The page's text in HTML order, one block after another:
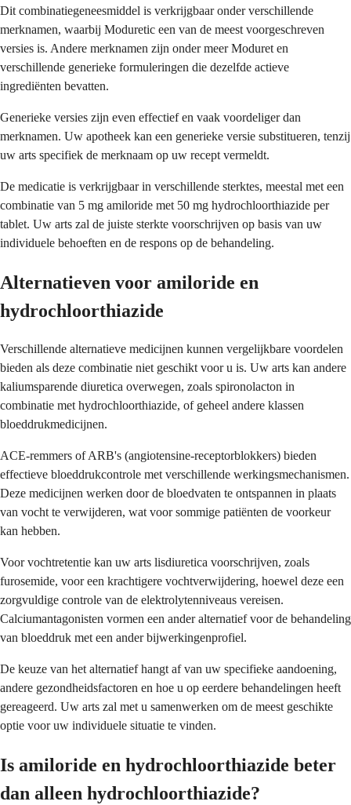
Dit combinatiegeneesmiddel is verkrijgbaar onder verschillende
merknamen, waarbij Moduretic een van de meest voorgeschreven
versies is. Andere merknamen zijn onder meer Moduret en
verschillende generieke formuleringen die dezelfde actieve
ingrediënten bevatten.
Generieke versies zijn even effectief en vaak voordeliger dan
merknamen. Uw apotheek kan een generieke versie substitueren, tenzij
uw arts specifiek de merknaam op uw recept vermeldt.
De medicatie is verkrijgbaar in verschillende sterktes, meestal met een
combinatie van 5 mg amiloride met 50 mg hydrochloorthiazide per
tablet. Uw arts zal de juiste sterkte voorschrijven op basis van uw
individuele behoeften en de respons op de behandeling.
Alternatieven voor amiloride en
hydrochloorthiazide
Verschillende alternatieve medicijnen kunnen vergelijkbare voordelen
bieden als deze combinatie niet geschikt voor u is. Uw arts kan andere
kaliumsparende diuretica overwegen, zoals spironolacton in
combinatie met hydrochloorthiazide, of geheel andere klassen
bloeddrukmedicijnen.
ACE-remmers of ARB's (angiotensine-receptorblokkers) bieden
effectieve bloeddrukcontrole met verschillende werkingsmechanismen.
Deze medicijnen werken door de bloedvaten te ontspannen in plaats
van vocht te verwijderen, wat voor sommige patiënten de voorkeur
kan hebben.
Voor vochtretentie kan uw arts lisdiuretica voorschrijven, zoals
furosemide, voor een krachtigere vochtverwijdering, hoewel deze een
zorgvuldige controle van de elektrolytenniveaus vereisen.
Calciumantagonisten vormen een ander alternatief voor de behandeling
van bloeddruk met een ander bijwerkingenprofiel.
De keuze van het alternatief hangt af van uw specifieke aandoening,
andere gezondheidsfactoren en hoe u op eerdere behandelingen heeft
gereageerd. Uw arts zal met u samenwerken om de meest geschikte
optie voor uw individuele situatie te vinden.
Is amiloride en hydrochloorthiazide beter
dan alleen hydrochloorthiazide?